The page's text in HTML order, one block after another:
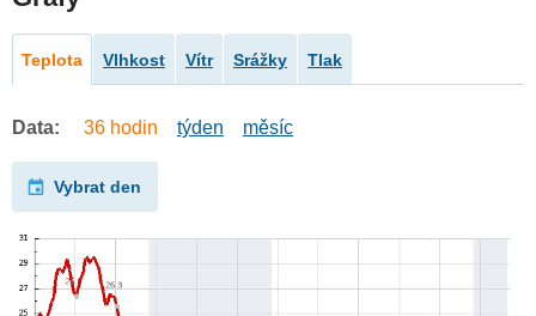
Teplota Vlhkost Vítr Srážky Tlak
Data: 36 hodin týden měsíc
Vybrat den